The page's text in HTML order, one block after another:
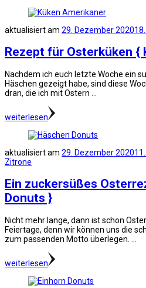
aktualisiert am 29. Dezember 2020
Rezept für Osterküken {
Nachdem ich euch letzte Woche ein
Häschen gezeigt habe, sind diese
dran, die ich mit Ostern …
weiterlesen
aktualisiert am 29. Dezember 2020
Zitrone
Ein zuckersüßes
Donuts }
Nicht mehr lange, dann ist schon
Feiertage, denn wir können uns die
zum passenden Motto überlegen. …
weiterlesen